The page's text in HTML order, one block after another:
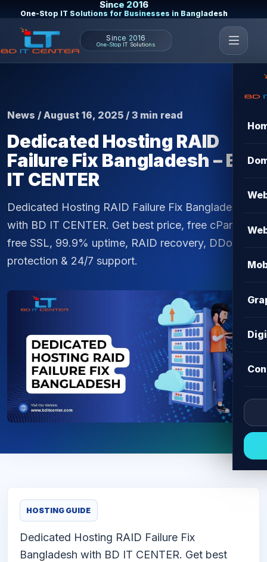
Since 2016
One-Stop IT Solutions for Businesses in Bangladesh
Since 2016
One-Stop IT Solutions
News / August 16, 2025 / 3 min read
Dedicated Hosting RAID
Failure Fix Bangladesh – BD
IT CENTER
Dedicated Hosting RAID Failure Fix Bangladesh
with BD IT CENTER. Get best price, free cPanel,
free SSL, 99.9% uptime, RAID recovery, DDoS
protection & 24/7 support.
HOSTING GUIDE
Dedicated Hosting RAID Failure Fix
Bangladesh with BD IT CENTER. Get best